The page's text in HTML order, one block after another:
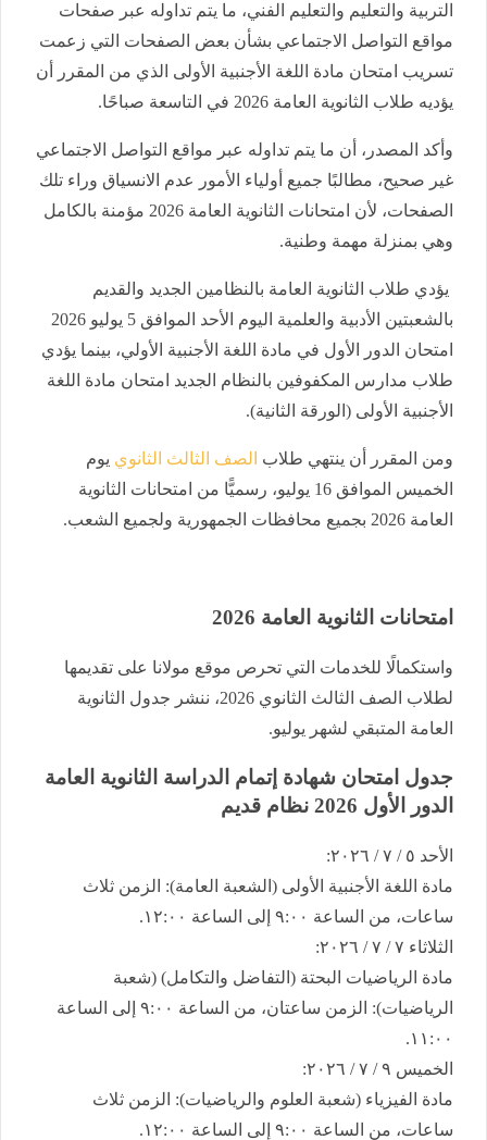
التربية والتعليم والتعليم الفني، ما يتم تداوله عبر صفحات
مواقع التواصل الاجتماعي بشأن بعض الصفحات التي زعمت
تسريب امتحان مادة اللغة الأجنبية الأولى الذي من المقرر أن
يؤديه طلاب الثانوية العامة 2026 في التاسعة صباحًا.
وأكد المصدر، أن ما يتم تداوله عبر مواقع التواصل الاجتماعي
غير صحيح، مطالبًا جميع أولياء الأمور عدم الانسياق وراء تلك
الصفحات، لأن امتحانات الثانوية العامة 2026 مؤمنة بالكامل
وهي بمنزلة مهمة وطنية.
يؤدي طلاب الثانوية العامة بالنظامين الجديد والقديم
بالشعبتين الأدبية والعلمية اليوم الأحد الموافق 5 يوليو 2026
امتحان الدور الأول في مادة اللغة الأجنبية الأولي، بينما يؤدي
طلاب مدارس المكفوفين بالنظام الجديد امتحان مادة اللغة
الأجنبية الأولى (الورقة الثانية).
ومن المقرر أن ينتهي طلاب الصف الثالث الثانوي يوم
الخميس الموافق 16 يوليو، رسميًّا من امتحانات الثانوية
العامة 2026 بجميع محافظات الجمهورية ولجميع الشعب.
امتحانات الثانوية العامة 2026
واستكمالًا للخدمات التي تحرص موقع مولانا على تقديمها
لطلاب الصف الثالث الثانوي 2026، ننشر جدول الثانوية
العامة المتبقي لشهر يوليو.
​جدول امتحان شهادة إتمام الدراسة الثانوية العامة ​
الدور الأول 2026 نظام قديم
​الأحد ٥ / ٧ / ٢٠٢٦:
​مادة اللغة الأجنبية الأولى (الشعبة العامة): الزمن ثلاث
ساعات، من الساعة ٩:٠٠ إلى الساعة ١٢:٠٠.
​الثلاثاء ٧ / ٧ / ٢٠٢٦:
​مادة الرياضيات البحتة (التفاضل والتكامل) (شعبة
الرياضيات): الزمن ساعتان، من الساعة ٩:٠٠ إلى الساعة
١١:٠٠.
​الخميس ٩ / ٧ / ٢٠٢٦:
​مادة الفيزياء (شعبة العلوم والرياضيات): الزمن ثلاث
ساعات، من الساعة ٩:٠٠ إلى الساعة ١٢:٠٠.